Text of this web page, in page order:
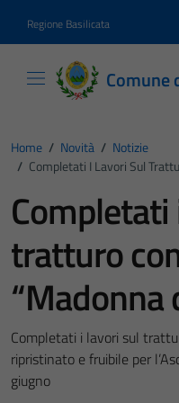
Regione Basilicata
Comune
Home / Novità / Notizie
/ Completati I Lavori Sul
tratturo
Completati i lavori sul
ripristinato e fruibile per
giugno